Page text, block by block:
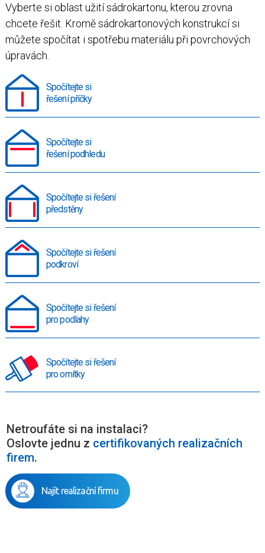
Vyberte si oblast užití sádrokartonu, kterou zrovna
chcete řešit. Kromě sádrokartonových konstrukcí si
můžete spočítat i spotřebu materiálu při povrchových
úpravách.
Spočítejte si
řešení příčky
Spočítejte si
řešení podhledu
Spočítejte si řešení
předstěny
Spočítejte si řešení
podkroví
Spočítejte si řešení
pro podlahy
Spočítejte si řešení
pro omítky
Netroufáte si na instalaci?
Oslovte jednu z certifikovaných realizačních
firem.
Najít realizační firmu